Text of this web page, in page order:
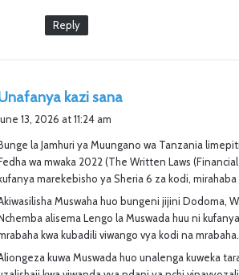
Reply
kazi sana
s
:
13, 2026 at 11:24 am
la Jamhuri ya Muungano wa Tanzania
wa mwaka 2022 (The Written Laws
kufanya marekebisho ya Sheria 6 za kodi,
Muswaha huo bungeni jijini Dodoma,
alisema Lengo la Muswada huu ni
kwa kubadili viwango vya kodi na mrabaha.
kuwa Muswada huo unalenga kuweka